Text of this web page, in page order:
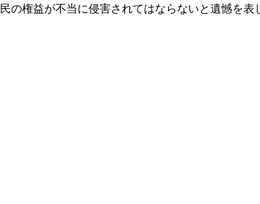
権益が不当に侵害されてはならないと遺憾を表